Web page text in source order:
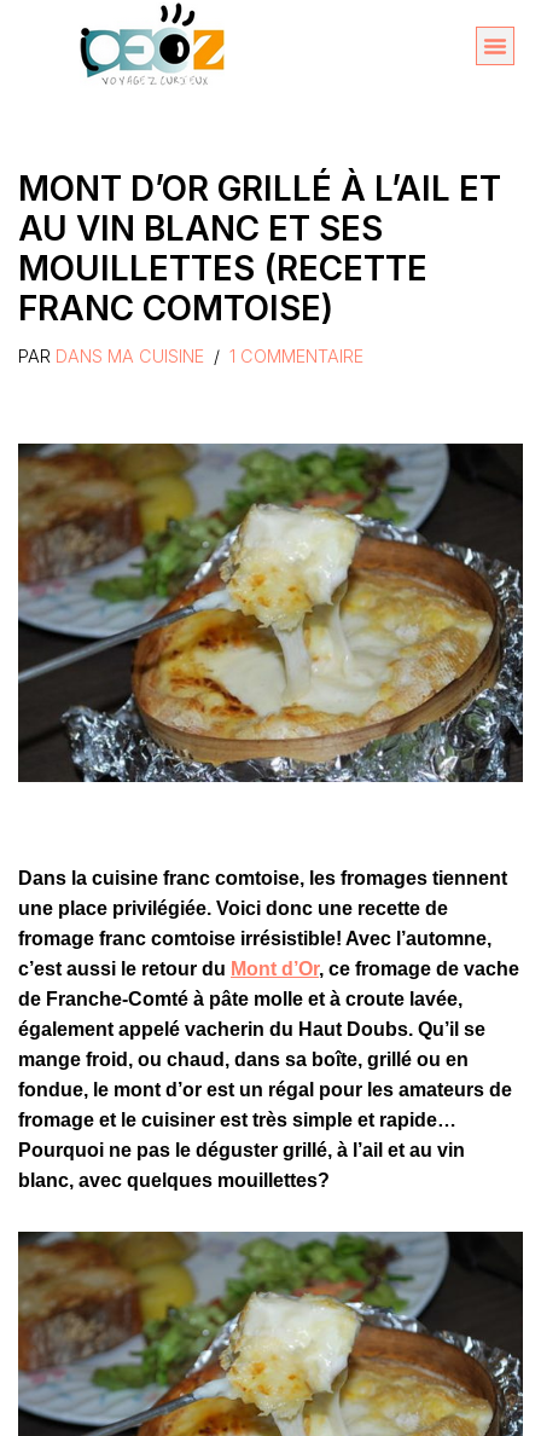
MONT D’OR GRILLÉ À L’AIL ET
AU VIN BLANC ET SES
MOUILLETTES (RECETTE
FRANC COMTOISE)
PAR DANS MA CUISINE 1 COMMENTAIRE
Dans la cuisine franc comtoise, les fromages tiennent
une place privilégiée. Voici donc une recette de
fromage franc comtoise irrésistible! Avec l’automne,
c’est aussi le retour du Mont d’Or, ce fromage de vache
de Franche-Comté à pâte molle et à croute lavée,
également appelé vacherin du Haut Doubs. Qu’il se
mange froid, ou chaud, dans sa boîte, grillé ou en
fondue, le mont d’or est un régal pour les amateurs de
fromage et le cuisiner est très simple et rapide…
Pourquoi ne pas le déguster grillé, à l’ail et au vin
blanc, avec quelques mouillettes?